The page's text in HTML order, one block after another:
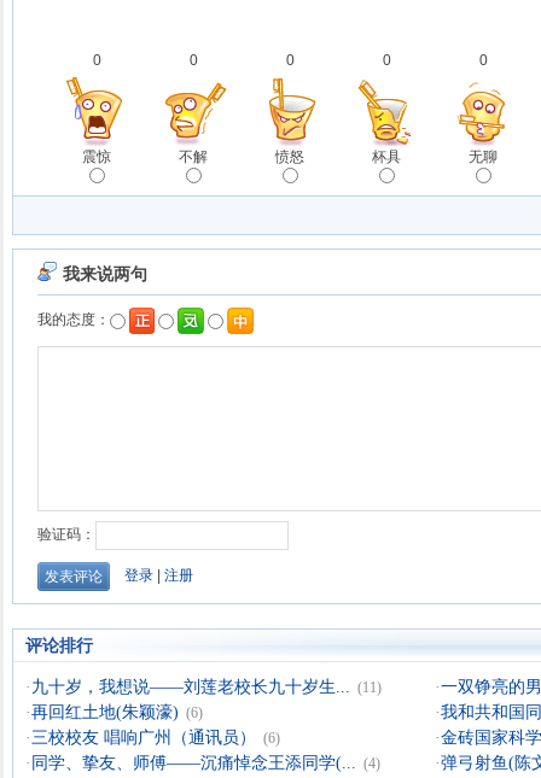
0
震惊
0
不解
0
愤怒
0
杯具
0
无聊
评论排行
· 九十岁，我想说——刘莲老校长九十岁生... (11) ·一双铮亮的
·再回红土地(朱颖濠) (6) ·我和共和国
·三校校友 唱响广州（通讯员） (6) ·金砖国家科
· 同学、挚友、师傅——沉痛悼念王添同学(... (4) ·弹弓射鱼(陈